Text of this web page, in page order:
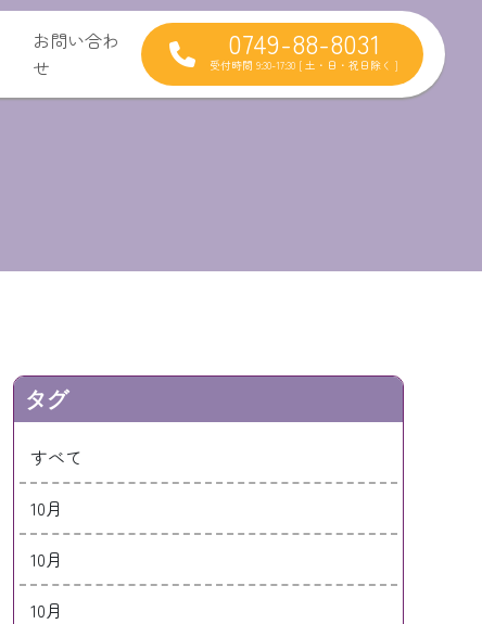
お問い合わ
せ
0749-88-8031
受付時間 9:30-17:30 [ 土・日・祝日除く ]
タグ
すべて
10月
10月
10月